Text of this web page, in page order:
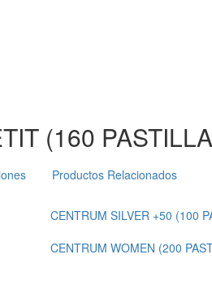
(160
Productos Relacionados
CENTRUM SILVER +50 (100
CENTRUM WOMEN (200